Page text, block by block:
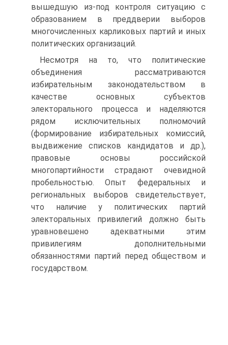
вышедшую из-под контроля ситуацию с
образованием в преддверии выборов
многочисленных карликовых партий и иных
политических организаций.
Несмотря на то, что политические
объединения рассматриваются
избирательным законодательством в
качестве основных субъектов
электорального процесса и наделяются
рядом исключительных полномочий
(формирование избирательных комиссий,
выдвижение списков кандидатов и др.),
правовые основы российской
многопартийности страдают очевидной
пробельностью. Опыт федеральных и
региональных выборов свидетельствует,
что наличие у политических партий
электоральных привилегий должно быть
уравновешено адекватными этим
привилегиям дополнительными
обязанностями партий перед обществом и
государством.